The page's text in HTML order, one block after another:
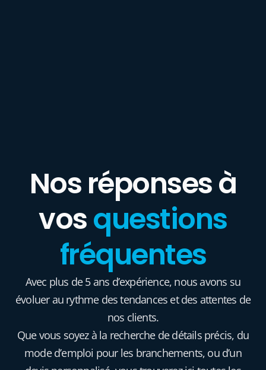
Nos réponses à
vosquestions
fréquentes
Avec plus de 5 ans d’expérience, nous avons su
évoluer au rythme des tendances et des attentes de
nos clients.
Que vous soyez à la recherche de détails précis, du
mode d’emploi pour les branchements, ou d’un